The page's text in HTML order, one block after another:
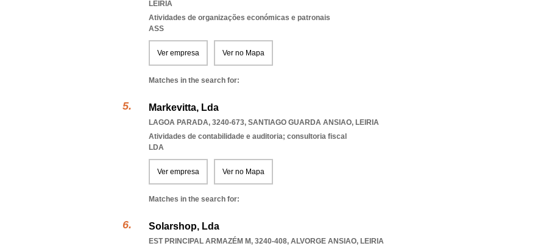
LEIRIA
Atividades de organizações económicas e patronais
ASS
Ver empresa Ver no Mapa
Matches in the search for:
Markevitta, Lda
LAGOA PARADA, 3240-673, SANTIAGO GUARDA ANSIAO, LEIRIA
Atividades de contabilidade e auditoria; consultoria fiscal
LDA
Ver empresa Ver no Mapa
Matches in the search for:
Solarshop, Lda
EST PRINCIPAL ARMAZÉM M, 3240-408, ALVORGE ANSIAO, LEIRIA